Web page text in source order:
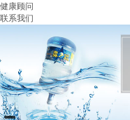
健康顾问
联系我们